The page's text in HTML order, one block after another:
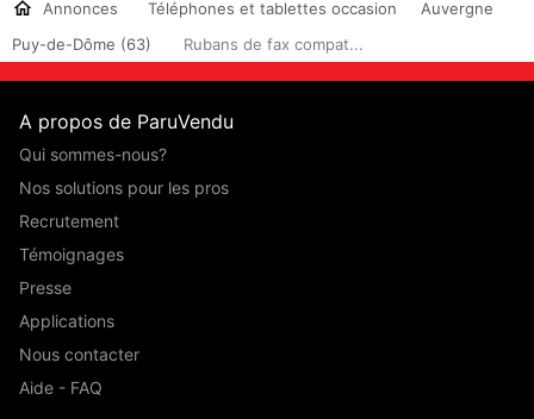
Annonces Téléphones et tablettes occasion
Auvergne
Puy-de-Dôme (63)
Rubans de fax compat...
A propos de ParuVendu
Qui sommes-nous?
Nos solutions pour les pros
Recrutement
Témoignages
Presse
Applications
Nous contacter
Aide - FAQ